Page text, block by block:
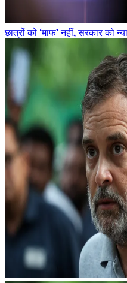
छात्रों को ‘माफ’ नहीं, सरकार को